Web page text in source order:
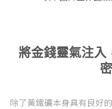
將金錢靈氣注入
除了黃鐵礦本身具有良好